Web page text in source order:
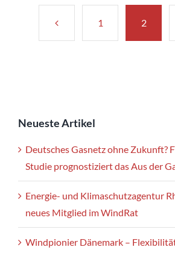
1 2
Neueste Artikel
Deutsches Gasnetz ohne Zukunft?
Studie prognostiziert das Aus der
Energie- und Klimaschutzagentur
neues Mitglied im WindRat
Windpionier Dänemark –